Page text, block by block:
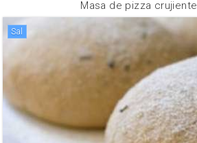
Masa de pizza crujiente
sal